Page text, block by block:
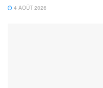
4 AOÛT 2026